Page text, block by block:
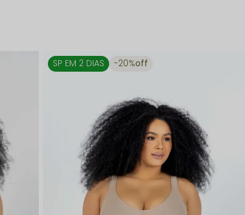
20%off
SP EM 2 DIAS